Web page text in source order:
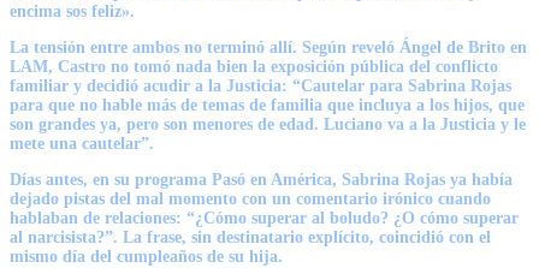
encima sos feliz».
La tensión entre ambos no terminó allí. Según reveló Ángel de Brito en
LAM, Castro no tomó nada bien la exposición pública del conflicto
familiar y decidió acudir a la Justicia: “Cautelar para Sabrina Rojas
para que no hable más de temas de familia que incluya a los hijos, que
son grandes ya, pero son menores de edad. Luciano va a la Justicia y le
mete una cautelar”.
Días antes, en su programa Pasó en América, Sabrina Rojas ya había
dejado pistas del mal momento con un comentario irónico cuando
hablaban de relaciones: “¿Cómo superar al boludo? ¿O cómo superar
al narcisista?”. La frase, sin destinatario explícito, coincidió con el
mismo día del cumpleaños de su hija.